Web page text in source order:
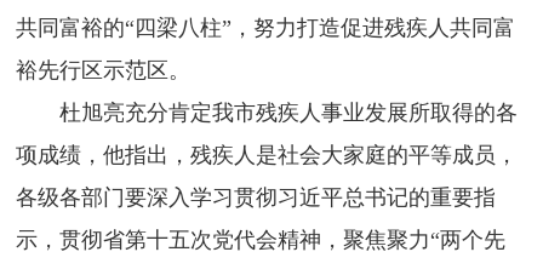
共同富裕的“四梁八柱”，努力打造促进残疾人共同富
裕先行区示范区。
杜旭亮充分肯定我市残疾人事业发展所取得的各
项成绩，他指出，残疾人是社会大家庭的平等成员，
各级各部门要深入学习贯彻习近平总书记的重要指
示，贯彻省第十五次党代会精神，聚焦聚力“两个先